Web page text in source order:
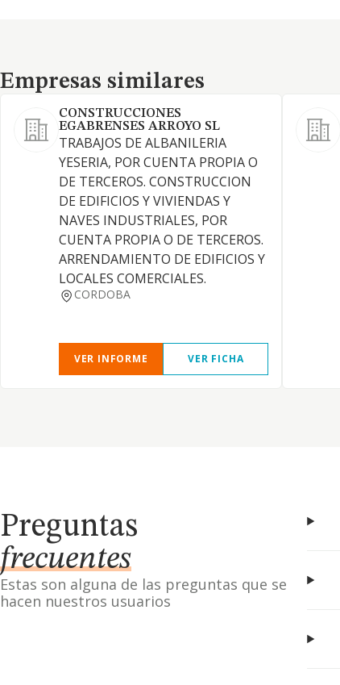
Empresas similares
Empresas similares
CONSTRUCCIONES
EGABRENSES ARROYO SL
TRABAJOS DE ALBANILERIA
YESERIA, POR CUENTA PROPIA O
DE TERCEROS. CONSTRUCCION
DE EDIFICIOS Y VIVIENDAS Y
NAVES INDUSTRIALES, POR
CUENTA PROPIA O DE TERCEROS.
ARRENDAMIENTO DE EDIFICIOS Y
LOCALES COMERCIALES.
CORDOBA
VER INFORME VER FICHA
Preguntas
frecuentes
Estas son alguna de las preguntas que se
hacen nuestros usuarios